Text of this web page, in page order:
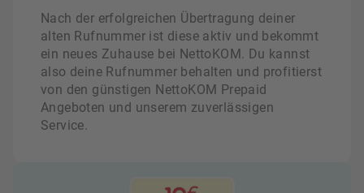
Nach der erfolgreichen Übertragung deiner
alten Rufnummer ist diese aktiv und bekommt
ein neues Zuhause bei NettoKOM. Du kannst
also deine Rufnummer behalten und profitierst
von den günstigen NettoKOM Prepaid
Angeboten und unserem zuverlässigen
Service.